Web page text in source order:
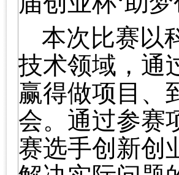
本次比赛以
技术领域，通
赢得做项目、
会。通过参赛
赛选手创新创